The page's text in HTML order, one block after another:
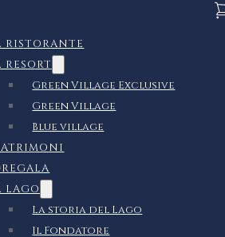
RISTORANTE
RESORT
Green Village Exclusive
Green Village
Blue village
LAGO
La storia del Lago
Il Fondatore